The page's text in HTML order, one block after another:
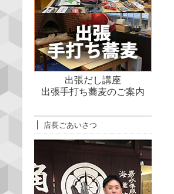
出張だし講座
出張手打ち蕎麦のご案内
店長ごあいさつ